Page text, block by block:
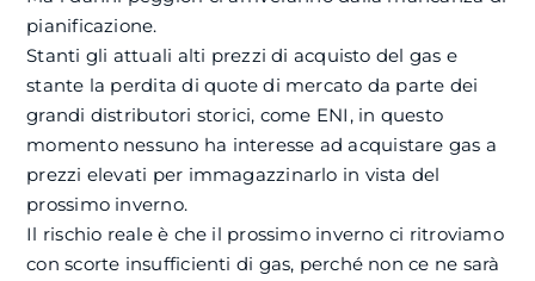
pianificazione.
Stanti gli attuali alti prezzi di acquisto del gas e
stante la perdita di quote di mercato da parte dei
grandi distributori storici, come ENI, in questo
momento nessuno ha interesse ad acquistare gas a
prezzi elevati per immagazzinarlo in vista del
prossimo inverno.
Il rischio reale è che il prossimo inverno ci ritroviamo
con scorte insufficienti di gas, perché non ce ne sarà